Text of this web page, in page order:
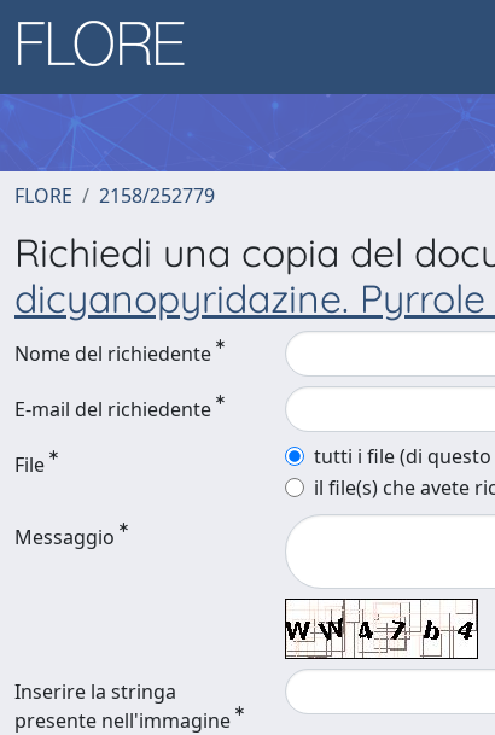
FLORE 2158/252779
Richiedi una copia del
dicyanopyridazine.
Nome del richiedente
E-mail del richiedente
File
tutti i file (di
il file(s) che avete
Messaggio
Inserire la stringa
presente nell'immagine